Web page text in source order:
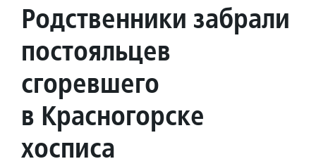
Родственники забрали
постояльцев
сгоревшего
в Красногорске
хосписа